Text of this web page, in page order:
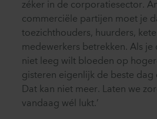
zéker in de corporatiesector.
commerciële partijen moet je
toezichthouders, huurders,
medewerkers betrekken. Als je
niet leeg wilt bloeden op
gisteren eigenlijk de beste dag
Dat kan niet meer. Laten we
vandaag wél lukt.’